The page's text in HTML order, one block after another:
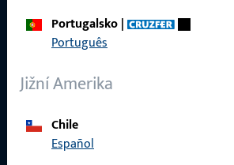
Portugalsko|
Português
Jižní Amerika
Chile
Español
Obecné
Ochrana osobních údajů